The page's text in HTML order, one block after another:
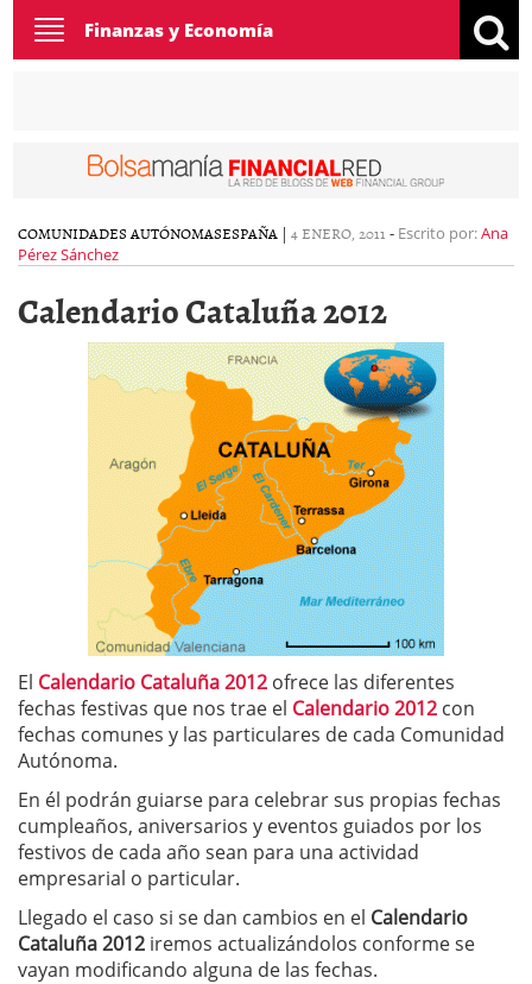
Toggle
navigation
Finanzas y Economía
COMUNIDADES AUTÓNOMASESPAÑA | 4 ENERO, 2011 - Escrito por:Ana
Pérez Sánchez
Calendario Cataluña 2012
El Calendario Cataluña 2012 ofrece las diferentes
fechas festivas que nos trae el Calendario 2012 con
fechas comunes y las particulares de cada Comunidad
Autónoma.
En él podrán guiarse para celebrar sus propias fechas
cumpleaños, aniversarios y eventos guiados por los
festivos de cada año sean para una actividad
empresarial o particular.
Llegado el caso si se dan cambios en el Calendario
Cataluña 2012 iremos actualizándolos conforme se
vayan modificando alguna de las fechas.